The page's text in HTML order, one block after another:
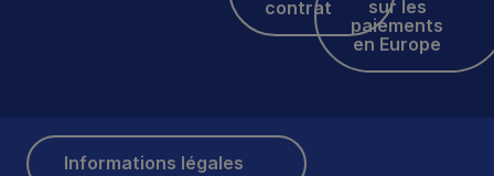
contrat
sur les
paiements
en Europe
Informations légales
Informations légales